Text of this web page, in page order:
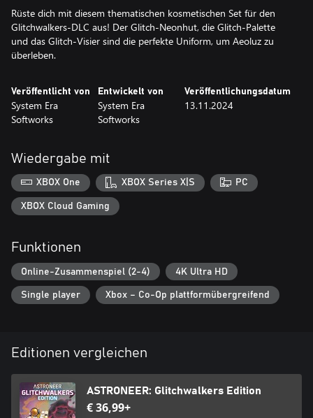
Rüste dich mit diesem thematischen kosmetischen Set für den
Glitchwalkers-DLC aus! Der Glitch-Neonhut, die Glitch-Palette
und das Glitch-Visier sind die perfekte Uniform, um Aeoluz zu
überleben.
Veröffentlicht von
System Era
Softworks
Entwickelt von
System Era
Softworks
Veröffentlichungsdatum
13.11.2024
Wiedergabe mit
XBOX One XBOX Series X|S PC
XBOX Cloud Gaming
Funktionen
Online-Zusammenspiel (2-4) 4K Ultra HD
Single player Xbox – Co-Op plattformübergreifend
Editionen vergleichen
ASTRONEER: Glitchwalkers Edition
€ 36,99+